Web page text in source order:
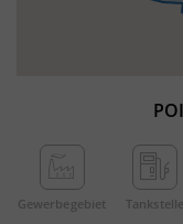
Gewerbe­gebiet Tankstelle